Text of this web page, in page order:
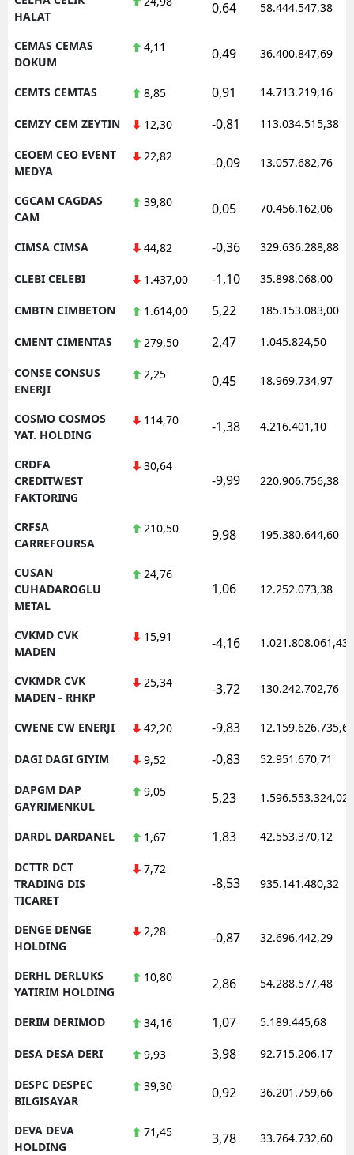
HALAT
0,64 58.444.547,38
CEMAS CEMAS
DOKUM
4,11 0,49 36.400.847,69
CEMTS CEMTAS 8,85 0,91 14.713.219,16
CEMZY CEM ZEYTIN 12,30 -0,81 113.034.515,38
CEOEM CEO EVENT
MEDYA
22,82 -0,09 13.057.682,76
CGCAM CAGDAS
CAM
39,80 0,05 70.456.162,06
CIMSA CIMSA 44,82 -0,36 329.636.288,88
CLEBI CELEBI 1.437,00 -1,10 35.898.068,00
CMBTN CIMBETON 1.614,00 5,22 185.153.083,00
CMENT CIMENTAS 279,50 2,47 1.045.824,50
CONSE CONSUS
ENERJI
2,25 0,45 18.969.734,97
COSMO COSMOS
YAT. HOLDING
114,70 -1,38 4.216.401,10
CRDFA
CREDITWEST
FAKTORING
30,64
-9,99 220.906.756,38
CRFSA
CARREFOURSA
210,50 9,98 195.380.644,60
CUSAN
CUHADAROGLU
METAL
24,76
1,06 12.252.073,38
CVKMD CVK
MADEN
15,91 -4,16 1.021.808.061,43
CVKMDR CVK
MADEN - RHKP
25,34 -3,72 130.242.702,76
CWENE CW ENERJI 42,20 -9,83 12.159.626.735,62
DAGI DAGI GIYIM 9,52 -0,83 52.951.670,71
DAPGM DAP
GAYRIMENKUL
9,05 5,23 1.596.553.324,02
DARDL DARDANEL 1,67 1,83 42.553.370,12
DCTTR DCT
TRADING DIS
TICARET
7,72
-8,53 935.141.480,32
DENGE DENGE
HOLDING
2,28 -0,87 32.696.442,29
DERHL DERLUKS
YATIRIM HOLDING
10,80 2,86 54.288.577,48
DERIM DERIMOD 34,16 1,07 5.189.445,68
DESA DESA DERI 9,93 3,98 92.715.206,17
DESPC DESPEC
BILGISAYAR
39,30 0,92 36.201.759,66
DEVA DEVA
HOLDING
71,45 3,78 33.764.732,60